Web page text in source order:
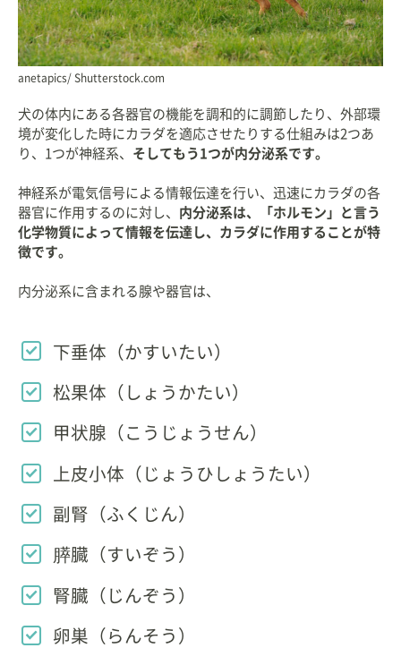
anetapics/ Shutterstock.com
犬の体内にある各器官の機能を調和的に調節したり、外部環
境が変化した時にカラダを適応させたりする仕組みは2つあ
り、1つが神経系、 そしてもう1つが内分泌系です。
神経系が電気信号による情報伝達を行い、迅速にカラダの各
器官に作用するのに対し、 内分泌系は、「ホルモン」と言う
化学物質によって情報を伝達し、カラダに作用することが特
徴です。
内分泌系に含まれる腺や器官は、
下垂体（かすいたい）
松果体（しょうかたい）
甲状腺（こうじょうせん）
上皮小体（じょうひしょうたい）
副腎（ふくじん）
膵臓（すいぞう）
腎臓（じんぞう）
卵巣（らんそう）